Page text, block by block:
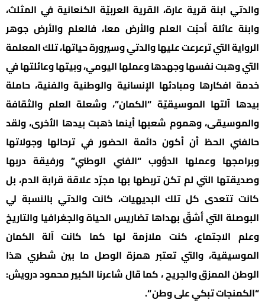
والدتي ابنة قرية عارة، القرية العربيّة الكنعانية في المثلث،
وابنة عائلة أحبّت العلم والأرض معا، فالعلم والأرض جوهر
الرواية التي ترعرعت عليها والدتي وسيرورة حياتها، تلك المعلمة
التي وهبت نفسها وجهدها وعملها اليومي، وبيتها وعائلتها في
خدمة افكارها ومبادئها الإنسانية والوطنية والفنية، حاملة
بيدها آلتها الموسيقيّة “الكمان”، وشعلة العلم والثقافة
والموسيقى، وهموم شعبها أينما ذهبت بيدها الأخرى، ولقد
حالفني الحظ أن أكون دائمة الحضور في ترحالها وجولاتها
وبرامجها وعملها الدؤوب “الفني الوطني” ورفيقة دربها
وصديقتها التي لم تكن تربطها بها مجرّد علاقة قرابة الدم، بل
كانت تتعدى كل تلك البديهيات، كانت والدتي بالنسبة لي
البوصلة التي أشقّ بهداها تضاريس الحياة والجغرافيا والتاريخ
وعلم الاجتماع، كنت ملازمة لها كما كانت آلة الكمان
الموسيقية، والتي تعتبر همزة الوصل ما بين شطري هذا
الوطن الممزق والجريح ، كما قال شاعرنا الكبير محمود درويش:
“الكمنجات تبكي على وطن “.